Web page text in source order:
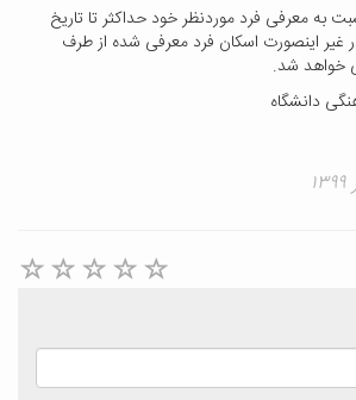
به معرفی فرد موردنظر خود حداکثر تا تاریخ
در غیر اینصورت اسکان فرد معرفی شده از طرف
خواهد شد.
دانشگاه